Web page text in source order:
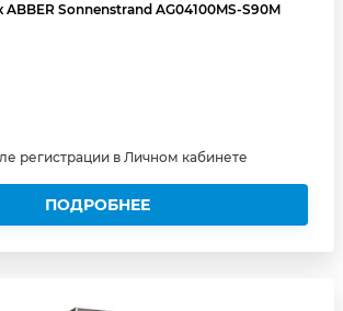
Sonnenstrand AG04100MS-S90M
регистрации в Личном кабинете
ПОДРОБНЕЕ